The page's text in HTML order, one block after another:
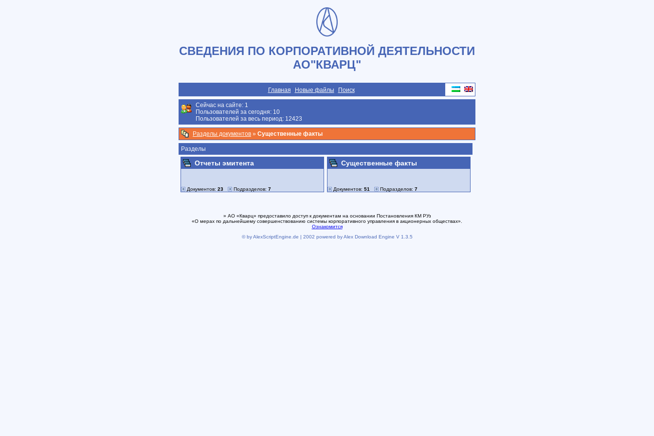
СВЕДЕНИЯ ПО КОРПОРАТИВНОЙ ДЕЯТЕЛЬНОСТИ
АО"КВАРЦ"
Главная Новые файлы Поиск
Сейчас на сайте: 1
Пользователей за сегодня: 10
Пользователей за весь период: 12423
Разделы документов » Существенные факты
Разделы
Отчеты эмитента
Документов: 23 Подразделов: 7
Существенные факты
Документов: 51 Подразделов: 7
» АО «Кварц» предоставило доступ к документам на основании Постановления КМ РУз
«О мерах по дальнейшему совершенствованию системы корпоративного управления в акционерных обществах».
Ознакомится
© by AlexScriptEngine.de | 2002 powered by Alex Download Engine V 1.3.5